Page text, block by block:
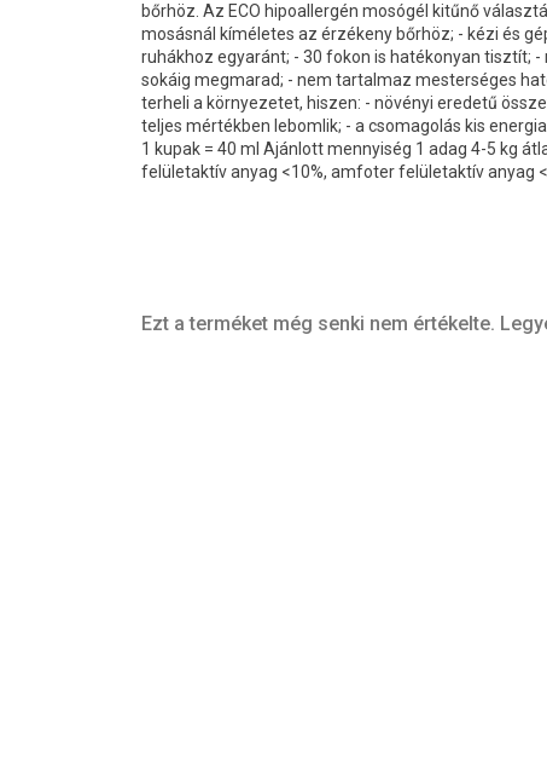
bőrhöz. Az ECO hipoallergén mosógél kitűnő
mosásnál kíméletes az érzékeny bőrhöz; - kézi és
ruhákhoz egyaránt; - 30 fokon is hatékonyan tisztít;
sokáig megmarad; - nem tartalmaz mesterséges
terheli a környezetet, hiszen: - növényi eredetű
teljes mértékben lebomlik; - a csomagolás kis
1 kupak = 40 ml Ajánlott mennyiség 1 adag 4-5 kg
felületaktív anyag <10%, amfoter felületaktív anyag
Ezt a terméket még senki nem értékelte.